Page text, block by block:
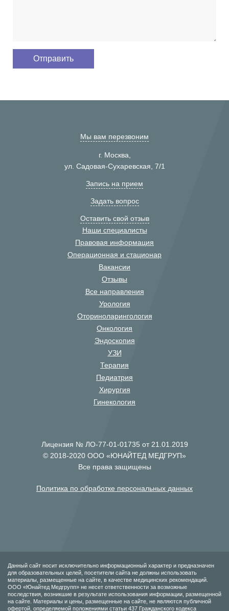
Мы вам перезвоним
г. Москва,
ул. Садовая-Сухаревская, 7/1
Запись на прием
Задать вопрос
Оставить свой отзыв
Наши специалисты
Правовая информация
Операционная и стационар
Вакансии
Отзывы
Все направления
Урология
Оториноларингология
Онкология
Эндоскопия
УЗИ
Терапия
Педиатрия
Хирургия
Гинекология
Лицензия № ЛО-77-01-01735 от 21.01.2019
© 2018-2020 ООО «ЮНАЙТЕД МЕДГРУП»
Все права защищены
Политика по обработке персональных данных
Данный сайт носит исключительно информационный характер и предназначен
для образовательных целей, посетители сайта не должны использовать
материалы, размещенные на сайте, в качестве медицинских рекомендаций.
ООО «Юнайтед Медгрупп» не несет ответственности за возможные
последствия, возникшие в результате использования информации, размещенной
на сайте. Материалы и цены, размещенные на сайте, не являются публичной
офертой, определяемой положениями статьи 437 Гражданского кодекса